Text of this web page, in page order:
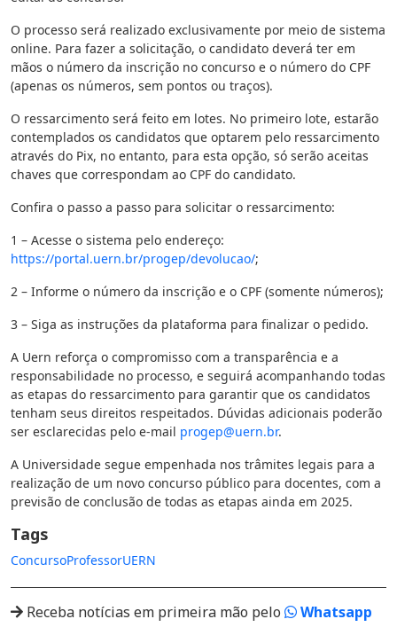
O processo será realizado exclusivamente por meio de sistema
online. Para fazer a solicitação, o candidato deverá ter em
mãos o número da inscrição no concurso e o número do CPF
(apenas os números, sem pontos ou traços).
O ressarcimento será feito em lotes. No primeiro lote, estarão
contemplados os candidatos que optarem pelo ressarcimento
através do Pix, no entanto, para esta opção, só serão aceitas
chaves que correspondam ao CPF do candidato.
Confira o passo a passo para solicitar o ressarcimento:
1 – Acesse o sistema pelo endereço:
https://portal.uern.br/progep/devolucao/;
2 – Informe o número da inscrição e o CPF (somente números);
3 – Siga as instruções da plataforma para finalizar o pedido.
A Uern reforça o compromisso com a transparência e a
responsabilidade no processo, e seguirá acompanhando todas
as etapas do ressarcimento para garantir que os candidatos
tenham seus direitos respeitados. Dúvidas adicionais poderão
ser esclarecidas pelo e-mail progep@uern.br.
A Universidade segue empenhada nos trâmites legais para a
realização de um novo concurso público para docentes, com a
previsão de conclusão de todas as etapas ainda em 2025.
Tags
ConcursoProfessorUERN
Receba notícias em primeira mão pelo Whatsapp